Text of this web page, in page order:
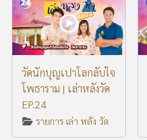
วัดนักบุญเปาโลกลับใจ
โพธาราม | เล่าหลังวัด
EP.24
รายการ เล่า หลัง วัด